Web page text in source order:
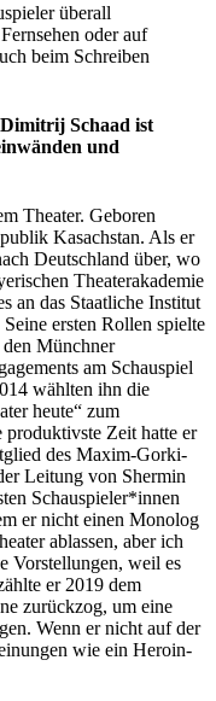
überall
oder auf
beim Schreiben
Schaad ist
und
Theater. Geboren
Kasachstan. Als er
Deutschland über, wo
Theaterakademie
an das Staatliche Institut
ersten Rollen spielte
Münchner
am Schauspiel
wählten ihn die
heute“ zum
produktivste Zeit hatte er
des Maxim-Gorki-
Leitung von Shermin
Schauspieler*innen
er nicht einen Monolog
ablassen, aber ich
Vorstellungen, weil es
er 2019 dem
zurückzog, um eine
Wenn er nicht auf der
wie ein Heroin-